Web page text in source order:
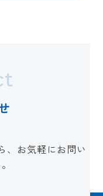
、お気軽にお問い